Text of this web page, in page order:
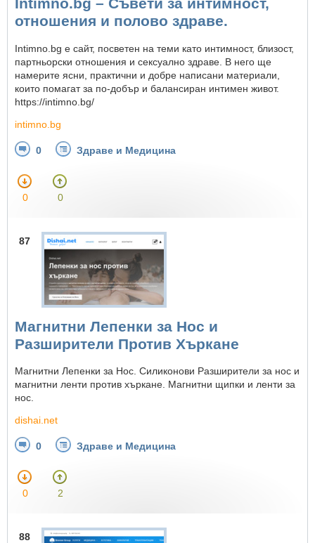
Intimno.bg – Съвети за интимност,
отношения и полово здраве.
Intimno.bg е сайт, посветен на теми като интимност, близост,
партньорски отношения и сексуално здраве. В него ще
намерите ясни, практични и добре написани материали,
които помагат за по-добър и балансиран интимен живот.
https://intimno.bg/
intimno.bg
0 Здраве и Медицина
0 0
87
Магнитни Лепенки за Нос и
Разширители Против Хъркане
Магнитни Лепенки за Нос. Силиконови Разширители за нос и
магнитни ленти против хъркане. Магнитни щипки и ленти за
нос.
dishai.net
0 Здраве и Медицина
0 2
88